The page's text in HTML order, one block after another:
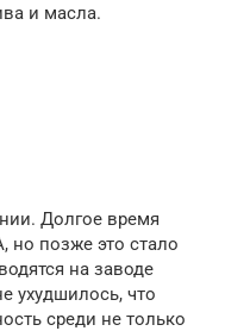
и масла.
Долгое время
но позже это стало
на заводе
ухудшилось, что
среди не только